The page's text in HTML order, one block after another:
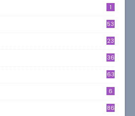
1
53
23
36
63
6
86